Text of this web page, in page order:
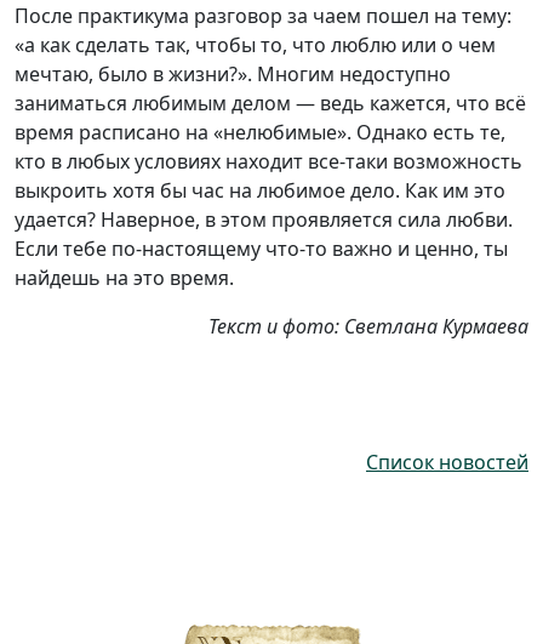
После практикума разговор за чаем пошел на тему:
«а как сделать так, чтобы то, что люблю или о чем
мечтаю, было в жизни?». Многим недоступно
заниматься любимым делом — ведь кажется, что всё
время расписано на «нелюбимые». Однако есть те,
кто в любых условиях находит все-таки возможность
выкроить хотя бы час на любимое дело. Как им это
удается? Наверное, в этом проявляется сила любви.
Если тебе по-настоящему что-то важно и ценно, ты
найдешь на это время.
Текст и фото: Светлана Курмаева
Список новостей